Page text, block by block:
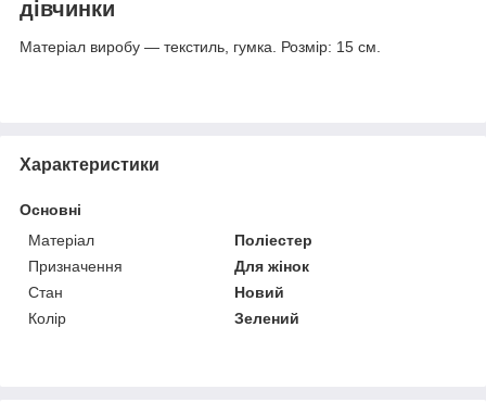
дівчинки
Матеріал виробу — текстиль, гумка. Розмір: 15 см.
Характеристики
Основні
Матеріал
Поліестер
Призначення
Для жінок
Стан
Новий
Колір
Зелений